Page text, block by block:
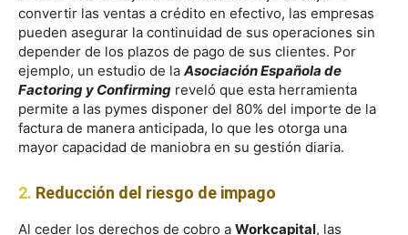
convertir las ventas a crédito en efectivo, las empresas
pueden asegurar la continuidad de sus operaciones sin
depender de los plazos de pago de sus clientes. Por
ejemplo, un estudio de la Asociación Española de
Factoring y Confirming reveló que esta herramienta
permite a las pymes disponer del 80% del importe de la
factura de manera anticipada, lo que les otorga una
mayor capacidad de maniobra en su gestión diaria.
2. Reducción del riesgo de impago
Al ceder los derechos de cobro a Workcapital, las